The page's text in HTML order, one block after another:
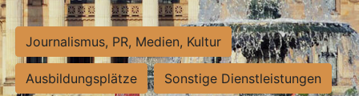
Journalismus, PR, Medien, Kultur
Ausbildungsplätze Sonstige Dienstleistungen